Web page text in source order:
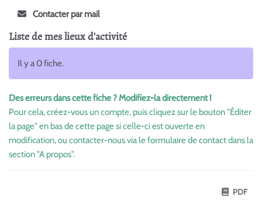
Contacter par mail
Liste de mes lieux d'activité
Il y a 0 fiche.
Des erreurs dans cette fiche ? Modifiez-la directement !
Pour cela, créez-vous un compte, puis cliquez sur le bouton "Éditer
la page" en bas de cette page si celle-ci est ouverte en
modification, ou contacter-nous via le formulaire de contact dans la
section "A propos".
PDF